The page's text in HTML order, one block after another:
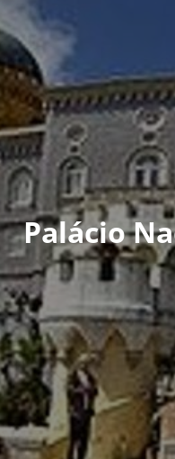
Palácio